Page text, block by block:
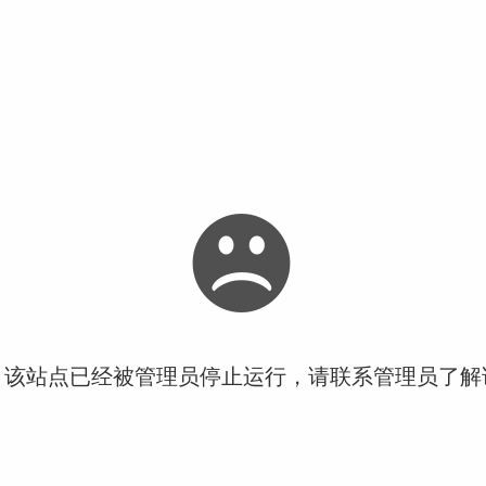
站点已经被管理员停止运行，请联系管理员了